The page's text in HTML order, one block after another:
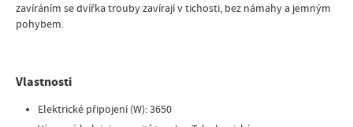
zavíráním se dvířka trouby zavírají v tichosti, bez námahy a jemným
pohybem.
Vlastnosti
Elektrické připojení (W):3650